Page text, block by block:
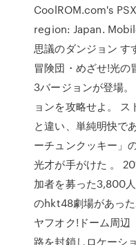
CoolROM.com's
region: Japan.
思議のダンジョン す
冒険団・めざせ!光
3バージョンが登場
ョンを攻略せよ。 ス
と違い、単純明快で
ーチュンクッキー」
光才が手がけた 。
加者を募った3,800
のhkt48劇場があっ
ヤフオク!ドーム周辺
路を封鎖しロケーシ